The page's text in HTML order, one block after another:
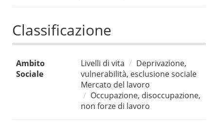
Classificazione
Ambito
Sociale
Livelli di vita
Deprivazione,
vulnerabilità, esclusione sociale
Mercato del lavoro
Occupazione, disoccupazione,
non forze di lavoro